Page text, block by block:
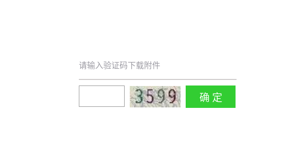
请输入验证码下载附件